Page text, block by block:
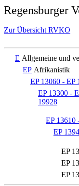
Regensburger
Zur Übersicht RVKO
E Allgemeine und
EP Afrikanistik
EP 13060 - EP
EP 13300 -
19928
EP 13610
EP
EP
EP
EP